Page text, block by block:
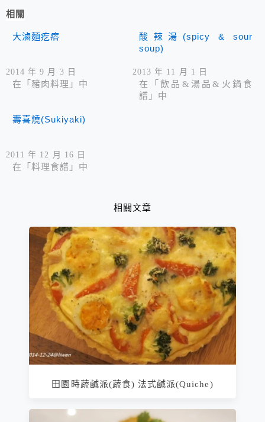
相關
大滷麵疙瘩
2014 年 9 月 3 日
在「豬肉料理」中
酸辣湯(spicy & sour
soup)
2013 年 11 月 1 日
在「飲品&湯品&火鍋食
譜」中
壽喜燒(Sukiyaki)
2011 年 12 月 16 日
在「料理食譜」中
相關文章
田園時蔬鹹派(蔬食) 法式鹹派(Quiche)